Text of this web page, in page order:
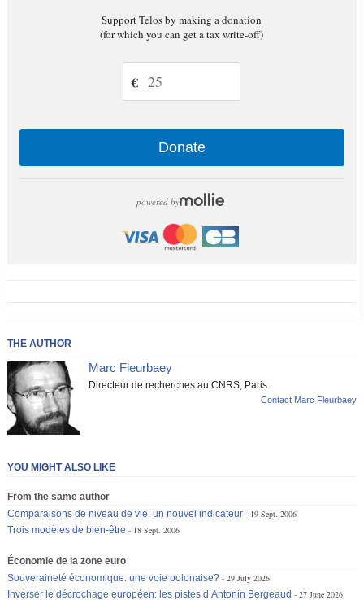
Support Telos by making a donation
(for which you can get a tax write-off)
€
Donate
powered by
THE AUTHOR
Marc Fleurbaey
Directeur de recherches au CNRS, Paris
Contact Marc Fleurbaey
YOU MIGHT ALSO LIKE
From the same author
Comparaisons de niveau de vie: un nouvel indicateur
19 Sept. 2006
Trois modèles de bien-être
18 Sept. 2006
Économie de la zone euro
Souveraineté économique: une voie polonaise?
29 July 2026
Inverser le décrochage européen: les pistes d’Antonin Bergeaud
27 June 2026